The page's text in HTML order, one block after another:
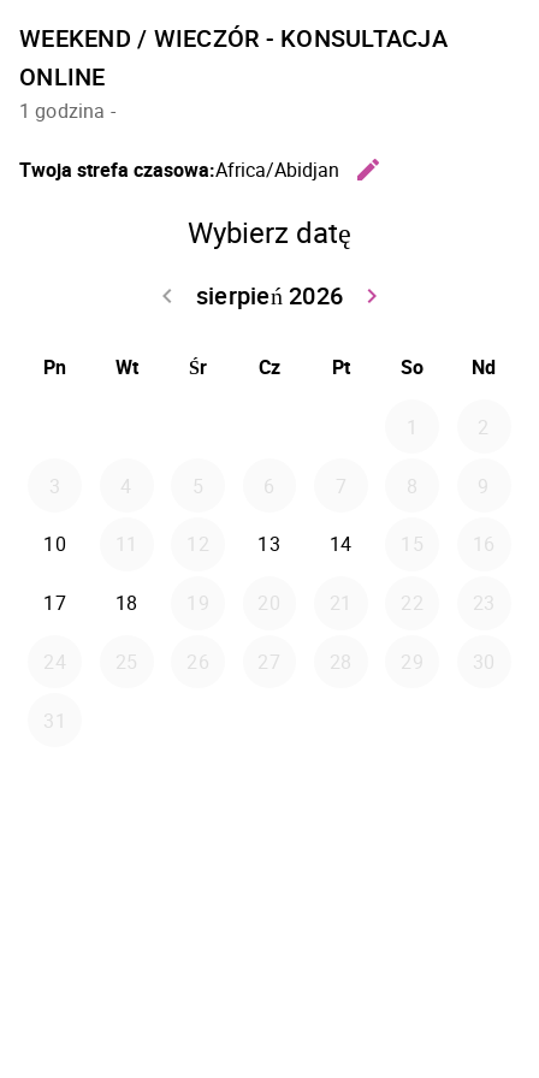
WEEKEND / WIECZÓR - KONSULTACJA
ONLINE
1 godzina -
Twoja strefa czasowa:Africa/Abidjan
edit
Wybierz datę
sierpień 2026
keyboard_arrow_left
keyboard_arrow_right
Pn Wt Śr Cz Pt So Nd
1 2
3 4 5 6 7 8 9
10 11 12 13 14 15 16
17 18 19 20 21 22 23
24 25 26 27 28 29 30
31